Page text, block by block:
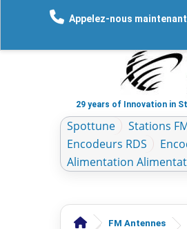
Appelez-nous
29 years of Innovation in
Spottune Stations
Encodeurs RDS
Alimentation
FM Antennes